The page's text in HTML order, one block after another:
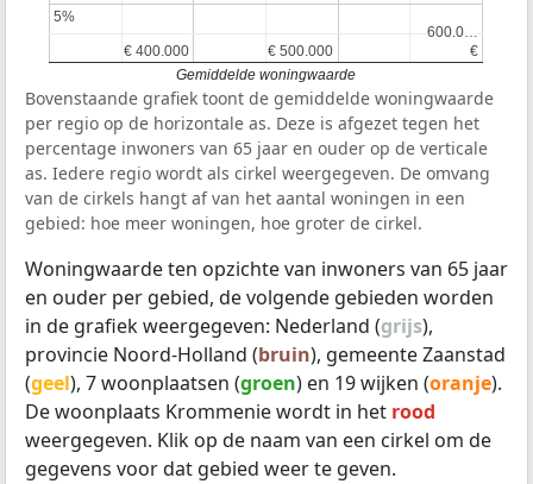
€ 400.000
€ 400.000 € 500.000
€ 500.000 €
€
600.0…
600.0…
5%
5%
Gemiddelde woningwaarde
Bovenstaande grafiek toont de gemiddelde woningwaarde
per regio op de horizontale as. Deze is afgezet tegen het
percentage inwoners van 65 jaar en ouder op de verticale
as. Iedere regio wordt als cirkel weergegeven. De omvang
van de cirkels hangt af van het aantal woningen in een
gebied: hoe meer woningen, hoe groter de cirkel.
Woningwaarde ten opzichte van inwoners van 65 jaar
en ouder per gebied, de volgende gebieden worden
in de grafiek weergegeven: Nederland (grijs),
provincie Noord-Holland (bruin), gemeente Zaanstad
(geel), 7 woonplaatsen (groen) en 19 wijken (oranje).
De woonplaats Krommenie wordt in het rood
weergegeven. Klik op de naam van een cirkel om de
gegevens voor dat gebied weer te geven.